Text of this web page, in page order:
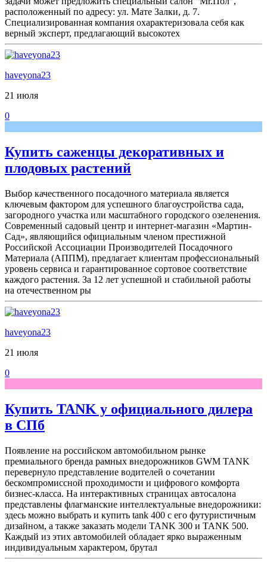
расположенный по адресу: ул. Мате Залки, д. 7.
Специализированная компания охарактеризовала себя как
верный эксперт, предлагающий высокотех
haveyona23
21 июля
0
Купить саженцы декоративных и
плодовых растений
Выбор качественного посадочного материала является
ключевым фактором для успешного благоустройства сада,
загородного участка или масштабного городского озеленения.
Современный садовый центр и интернет-магазин «Мартин-
Сад», являющийся официальным членом престижной
Российской Ассоциации Производителей Посадочного
Материала (АППМ), предлагает клиентам профессиональный
уровень сервиса и гарантированное сортовое соответствие
каждого растения. За 12 лет успешной и стабильной работы
на отечественном ры
haveyona23
21 июля
0
Купить TANK у официального дилера
в СПб
Появление на российском автомобильном рынке
премиального бренда рамных внедорожников GWM TANK
перевернуло представление водителей о сочетании
бескомпромиссной проходимости и цифрового комфорта
бизнес-класса. На интерактивных страницах автосалона
представлены флагманские интеллектуальные внедорожники:
здесь можно выбрать и купить tank 400 с его футуристичным
дизайном, а также заказать модели TANK 300 и TANK 500.
Каждый из этих автомобилей обладает ярко выраженным
индивидуальным характером, брутал